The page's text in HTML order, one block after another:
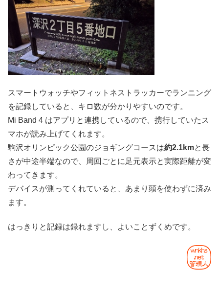
スマートウォッチやフィットネストラッカーでランニング
を記録していると、キロ数が分かりやすいのです。
Mi Band 4 はアプリと連携しているので、携行していたス
マホが読み上げてくれます。
駒沢オリンピック公園のジョギングコースは約2.1kmと長
さが中途半端なので、周回ごとに足元表示と実際距離が変
わってきます。
デバイスが測ってくれていると、あまり頭を使わずに済み
ます。
はっきりと記録は録れますし、よいことずくめです。